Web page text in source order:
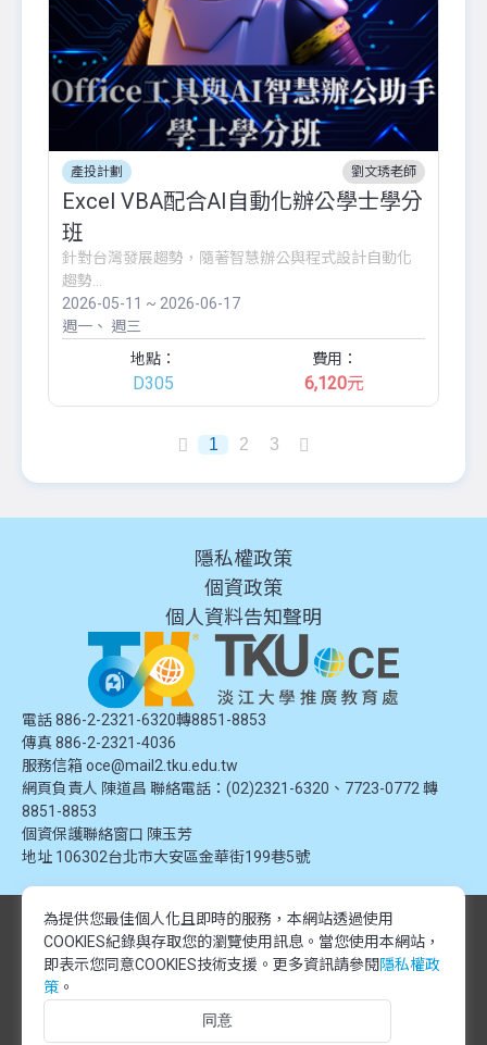
產投計劃 劉文琇老師
Excel VBA配合AI自動化辦公學士學分
班
針對台灣發展趨勢，隨著智慧辦公與程式設計自動化
趨勢...
2026-05-11 ~ 2026-06-17
週一
週三
地點：
D305
費用：
6,120元
1 2 3
隱私權政策
個資政策
個人資料告知聲明
電話 886-2-2321-6320轉8851-8853
傳真 886-2-2321-4036
服務信箱 oce@mail2.tku.edu.tw
網頁負責人 陳道昌 聯絡電話：(02)2321-6320、7723-0772 轉
8851-8853
個資保護聯絡窗口 陳玉芳
地址 106302台北市大安區金華街199巷5號
© 2024 淡江大學推廣教育處. 版權所有。本網站內容由淡江大學推廣教育處
提供，未經授權禁止轉載或引用。所有課程資訊、圖片及資料皆屬本單位所
有，僅供學習交流使用。
© 2024 Tamkang University Office of Continuing Education. All rights
reserved.The content of this website is provided by Tamkang University
Office of Continuing Education. Unauthorized reproduction or citation is
prohibited.All course information, images, and data belong to this division
為提供您最佳個人化且即時的服務，本網站透過使用
COOKIES紀錄與存取您的瀏覽使用訊息。 當您使用本網站，
即表示您同意COOKIES技術支援。更多資訊請參閱 隱私權政
策 。
同意